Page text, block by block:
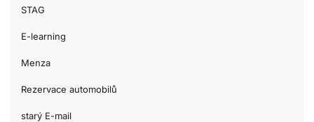
STAG
E-learning
Menza
Rezervace automobilů
starý E-mail